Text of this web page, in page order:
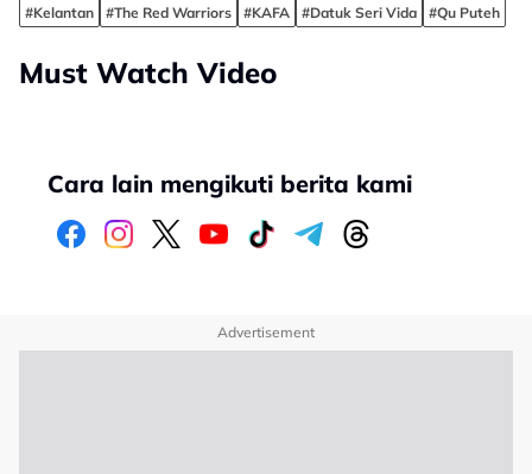
#Kelantan #The Red Warriors #KAFA #Datuk Seri Vida #Qu Puteh
Must Watch Video
Cara lain mengikuti berita kami
Advertisement